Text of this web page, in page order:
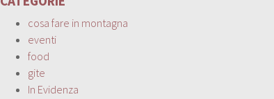
cosa fare in montagna
eventi
food
gite
In Evidenza